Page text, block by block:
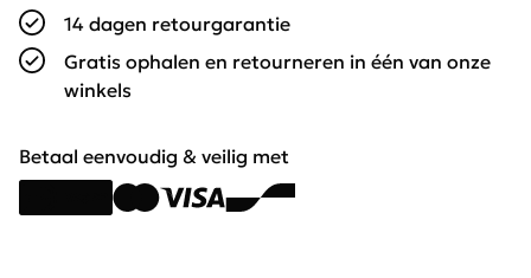
14 dagen retourgarantie
Gratis ophalen en retourneren in één van onze
winkels
Betaal eenvoudig & veilig met